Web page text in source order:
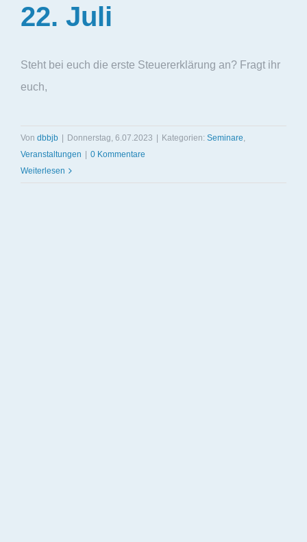
22. Juli
Steht bei euch die erste Steuererklärung an? Fragt ihr
euch,
Von dbbjb | Donnerstag, 6.07.2023 | Kategorien: Seminare
Veranstaltungen | 0 Kommentare
Weiterlesen